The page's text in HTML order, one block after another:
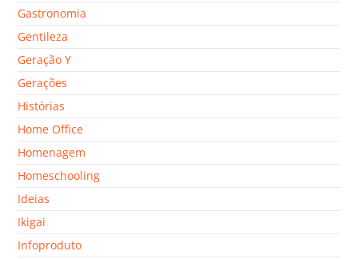
Gastronomia
Gentileza
Geração Y
Gerações
Histórias
Home Office
Homenagem
Homeschooling
Ideias
Ikigai
Infoproduto